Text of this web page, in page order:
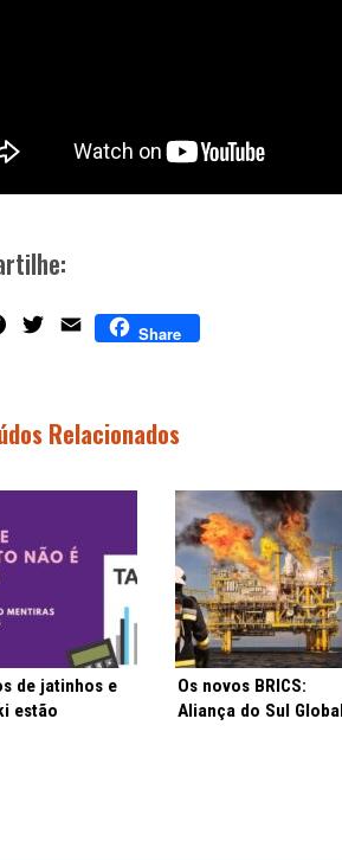
Facebook
TwitterEmail Share
Relacionados
de jatinhos e
estão
Os novos BRICS:
Aliança do Sul